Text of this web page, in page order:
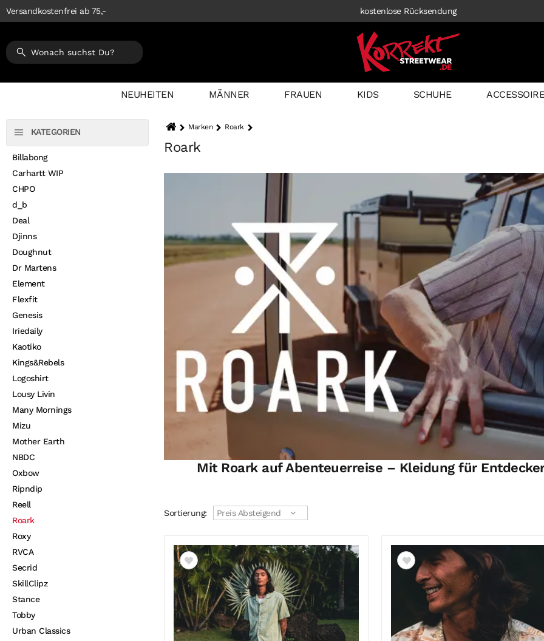
Versandkostenfrei ab 75,- kostenlose Rücksendung
NEUHEITEN MÄNNER FRAUEN KIDS SCHUHE
KATEGORIEN
Billabong
Carhartt WIP
CHPO
d_b
Deal
Djinns
Doughnut
Dr Martens
Element
Flexfit
Genesis
Iriedaily
Kaotiko
Kings&Rebels
Logoshirt
Lousy Livin
Many Mornings
Mizu
Mother Earth
NBDC
Oxbow
Ripndip
Reell
Roark
Roxy
RVCA
Secrid
SkillClipz
Stance
Tobby
Urban Classics
Marken Roark
Roark
Mit Roark auf Abenteuerreise – Kleidung für
Sortierung: Preis Absteigend